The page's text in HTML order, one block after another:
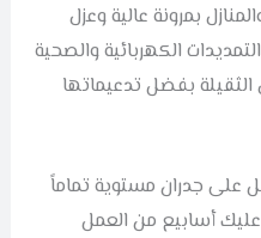
بمرونة عالية وعزل
الكهربائية والصحية
بفضل تدعيماتها
على جدران مستوية تماماً
عليك أسابيع من العمل